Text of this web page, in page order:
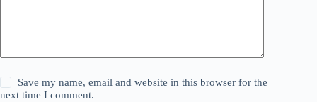
Save my name, email and website in this browser for the
next time I comment.